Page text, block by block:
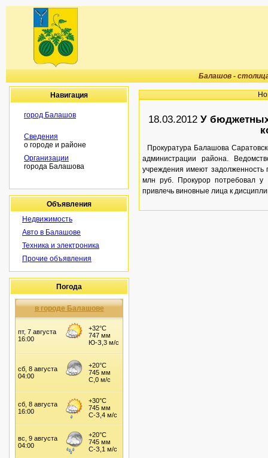
Балашов -
Навигация
город Балашов
Сведения
о городе и районе
Организации
города Балашова
Объявления
Недвижимость
Авто в Балашове
Техника и электроника
Прочие объявления
Погода
в городе Балашове
18.03.2012У бюджетных
Прокуратура Балашова
администрации района.
учреждения имеют задолженность
млн руб. Прокурор потребовал у
привлечь виновные лица к